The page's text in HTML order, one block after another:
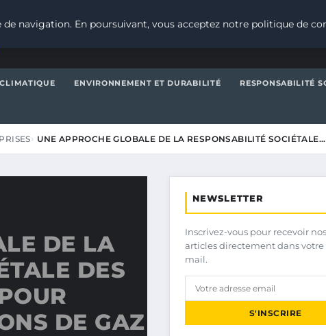
ENVIRONNEMENT ET DURABILITÉ RESPONSABILITÉ
UNE APPROCHE GLOBALE DE LA RESPONSABILITÉ SOCIÉTALE…
DE LA
DES
DE GAZ
NEWSLETTER
Inscrivez-vous pour recevoir
articles directement dans
mail.
S'INSCRIRE
navigation. En poursuivant, vous acceptez notre politique de